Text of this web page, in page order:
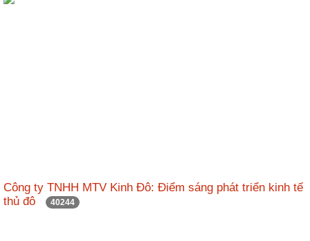
Công ty TNHH MTV Kinh Đô: Điểm sáng phát triển kinh tế
thủ đô
40244